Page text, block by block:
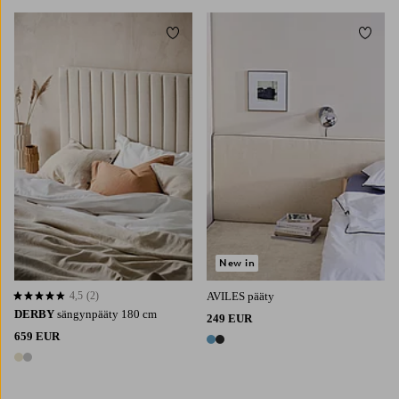
DERBY sängynpääty 180 cm
659 EUR
2 värejä
4,5 perustuen 2 arvosanaan
4,5 (2)
Lisää suosikkeihin
AVILES pääty
249 EUR
2 värejä
New in
Lisää
180X200